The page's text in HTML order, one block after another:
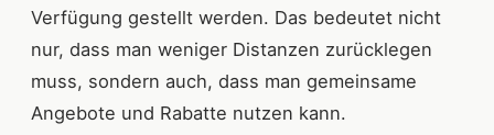
Verfügung gestellt werden. Das bedeutet nicht
nur, dass man weniger Distanzen zurücklegen
muss, sondern auch, dass man gemeinsame
Angebote und Rabatte nutzen kann.